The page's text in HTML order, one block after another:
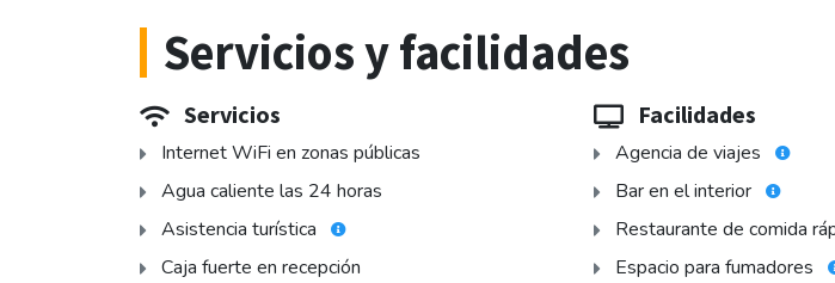
Servicios y facilidades
Servicios
Internet WiFi en zonas públicas
Agua caliente las 24 horas
Asistencia turística
Caja fuerte en recepción
Facilidades
Agencia de viajes
Bar en el interior
Restaurante de comida
Espacio para fumadores